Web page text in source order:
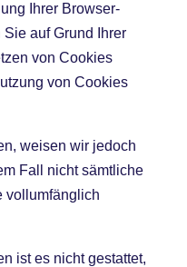
Ihrer Browser-
auf Grund Ihrer
von Cookies
von Cookies
weisen wir jedoch
Fall nicht sämtliche
vollumfänglich
ist es nicht gestattet,